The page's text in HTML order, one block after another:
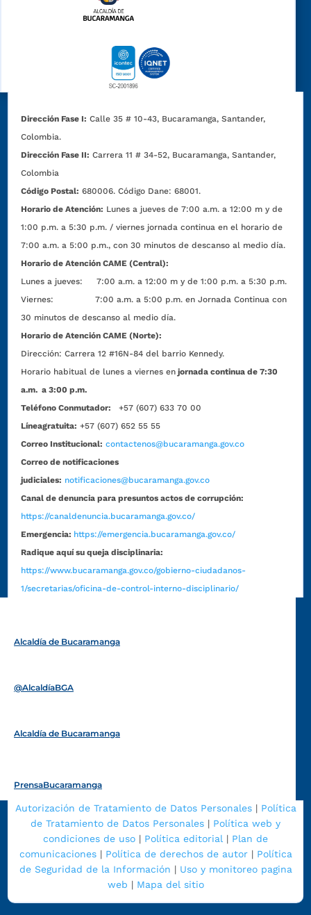
Dirección Fase I: Calle 35 # 10-43, Bucaramanga, Santander,
Colombia.
Dirección Fase II: Carrera 11 # 34-52, Bucaramanga, Santander,
Colombia
Código Postal: 680006. Código Dane: 68001.
Horario de Atención: Lunes a jueves de 7:00 a.m. a 12:00 m y de
1:00 p.m. a 5:30 p.m. / viernes jornada continua en el horario de
7:00 a.m. a 5:00 p.m., con 30 minutos de descanso al medio día.
Horario de Atención CAME (Central):
Lunes a jueves: 7:00 a.m. a 12:00 m y de 1:00 p.m. a 5:30 p.m.
Viernes: 7:00 a.m. a 5:00 p.m. en Jornada Continua con
30 minutos de descanso al medio día.
Horario de Atención CAME (Norte):
Dirección:Carrera 12 #16N-84 del barrio Kennedy.
Horario habitual de lunes a viernes en jornada continua de 7:30
a.m. a 3:00 p.m.
Teléfono Conmutador:
+57 (607) 633 70 00
Líneagratuita: +57 (607) 652 55 55
Correo Institucional: contactenos@bucaramanga.gov.co
Correo de notificaciones
judiciales: notificaciones@bucaramanga.gov.co
Canal de denuncia para presuntos actos de corrupción:
https://canaldenuncia.bucaramanga.gov.co/
Emergencia: https://emergencia.bucaramanga.gov.co/
Radique aquí su queja disciplinaria:
https://www.bucaramanga.gov.co/gobierno-ciudadanos-
1/secretarias/oficina-de-control-interno-disciplinario/
Alcaldía de Bucaramanga
@AlcaldíaBGA
Alcaldía de Bucaramanga
PrensaBucaramanga
Autorización de Tratamiento de Datos Personales| Política
de Tratamiento de Datos Personales | Política web y
condiciones de uso | Política editorial | Plan de
comunicaciones| Política de derechos de autor| Política
de Seguridad de la Información | Uso y monitoreo pagina
web | Mapa del sitio